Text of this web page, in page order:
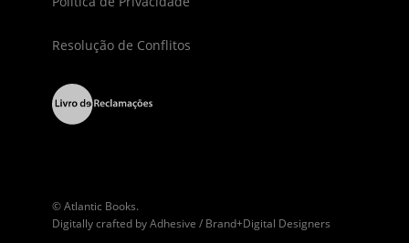
Resolução de Conflitos
© Atlantic Books.
Digitally crafted byAdhesive / Brand+Digital Designers